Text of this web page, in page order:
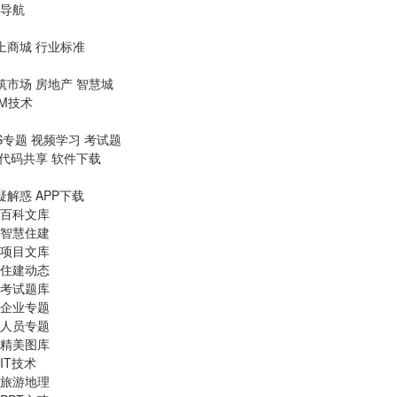
导航
商城 行业标准
市场 房地产 智慧城
技术
题 视频学习 考试题
码共享 软件下载
解惑 APP下载
百科文库
智慧住建
项目文库
住建动态
考试题库
企业专题
人员专题
精美图库
IT技术
旅游地理